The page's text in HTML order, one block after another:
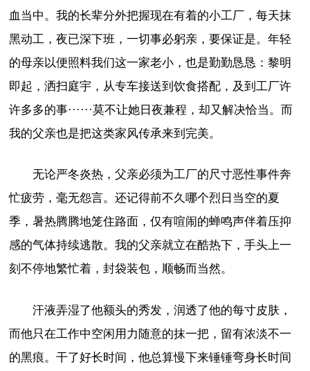
血当中。我的长辈分外把握现在有着的小工厂，每天抹
黑动工，夜已深下班，一切事必躬亲，要保证是。年轻
的母亲以便照料我们这一家老小，也是勤勤恳恳：黎明
即起，洒扫庭宇，从专车接送到饮食搭配，及到工厂许
许多多的事······莫不让她日夜兼程，却又解决恰当。而
我的父亲也是把这类家风传承来到完美。
无论严冬炎热，父亲必须为工厂的尺寸恶性事件奔
忙疲劳，毫无怨言。还记得前不久哪个烈日当空的夏
季，暑热腾腾地笼住路面，仅有喧闹的蝉鸣声伴着压抑
感的气体持续逃散。我的父亲就立在酷热下，手头上一
刻不停地繁忙着，封袋装包，顺畅而当然。
汗液弄湿了他额头的秀发，润透了他的每寸皮肤，
而他只在工作中空闲用力随意的抹一把，留有浓淡不一
的黑痕。干了好长时间，他总算慢下来锤锤弯身长时间